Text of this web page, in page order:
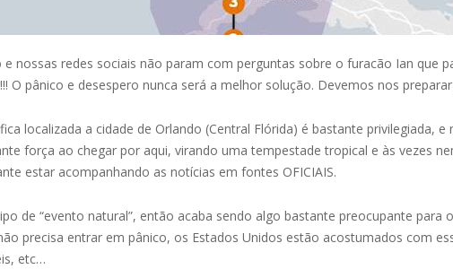
nossas redes sociais não param com perguntas sobre o furacão Ian que
O pânico e desespero nunca será a melhor solução. Devemos nos
localizada a cidade de Orlando (Central Flórida) é bastante privilegiada,
força ao chegar por aqui, virando uma tempestade tropical e às vezes
estar acompanhando as notícias em fontes OFICIAIS.
de “evento natural”, então acaba sendo algo bastante preocupante para
precisa entrar em pânico, os Estados Unidos estão acostumados com
etc…